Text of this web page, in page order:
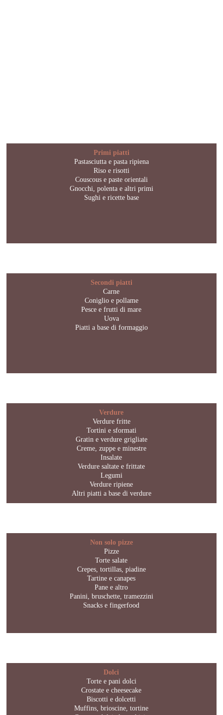
Primi piatti
Pastasciutta e pasta ripiena
Riso e risotti
Couscous e paste orientali
Gnocchi, polenta e altri primi
Sughi e ricette base
Secondi piatti
Carne
Coniglio e pollame
Pesce e frutti di mare
Uova
Piatti a base di formaggio
Verdure
Verdure fritte
Tortini e sformati
Gratin e verdure grigliate
Creme, zuppe e minestre
Insalate
Verdure saltate e frittate
Legumi
Verdure ripiene
Altri piatti a base di verdure
Non solo pizze
Pizze
Torte salate
Crepes, tortillas, piadine
Tartine e canapes
Pane e altro
Panini, bruschette, tramezzini
Snacks e fingerfood
Dolci
Torte e pani dolci
Crostate e cheesecake
Biscotti e dolcetti
Muffins, brioscine, tortine